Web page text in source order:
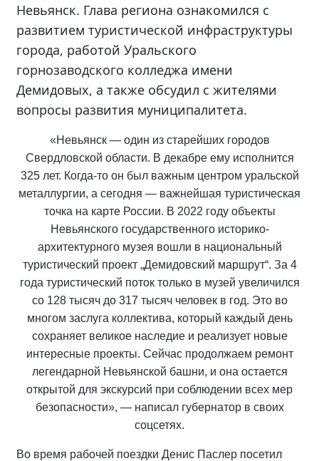
Невьянск. Глава региона ознакомился с
развитием туристической инфраструктуры
города, работой Уральского
горнозаводского колледжа имени
Демидовых, а также обсудил с жителями
вопросы развития муниципалитета.
«Невьянск — один из старейших городов
Свердловской области. В декабре ему исполнится
325 лет. Когда-то он был важным центром уральской
металлургии, а сегодня — важнейшая туристическая
точка на карте России. В 2022 году объекты
Невьянского государственного историко-
архитектурного музея вошли в национальный
туристический проект „Демидовский маршрут“. За 4
года туристический поток только в музей увеличился
со 128 тысяч до 317 тысяч человек в год. Это во
многом заслуга коллектива, который каждый день
сохраняет великое наследие и реализует новые
интересные проекты. Сейчас продолжаем ремонт
легендарной Невьянской башни, и она остается
открытой для экскурсий при соблюдении всех мер
безопасности», — написал губернатор в своих
соцсетях.
Во время рабочей поездки Денис Паслер посетил